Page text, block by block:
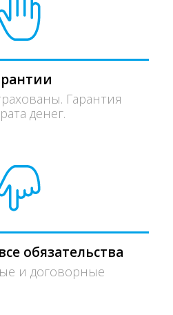
Гарантия
денег.
обязательства
и договорные